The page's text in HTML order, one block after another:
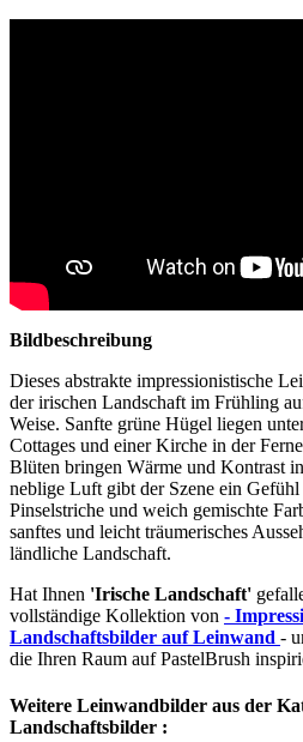
Bildbeschreibung
Dieses abstrakte impressionistische
der irischen Landschaft im Frühling
Weise. Sanfte grüne Hügel liegen
Cottages und einer Kirche in der
Blüten bringen Wärme und Kontrast
neblige Luft gibt der Szene ein
Pinselstriche und weich gemischte
sanftes und leicht träumerisches
ländliche Landschaft.
Hat Ihnen 'Irische Landschaft'
vollständige Kollektion von -
Landschaftsbilder auf Leinwand -
die Ihren Raum auf PastelBrush
Weitere Leinwandbilder aus der
Landschaftsbilder :